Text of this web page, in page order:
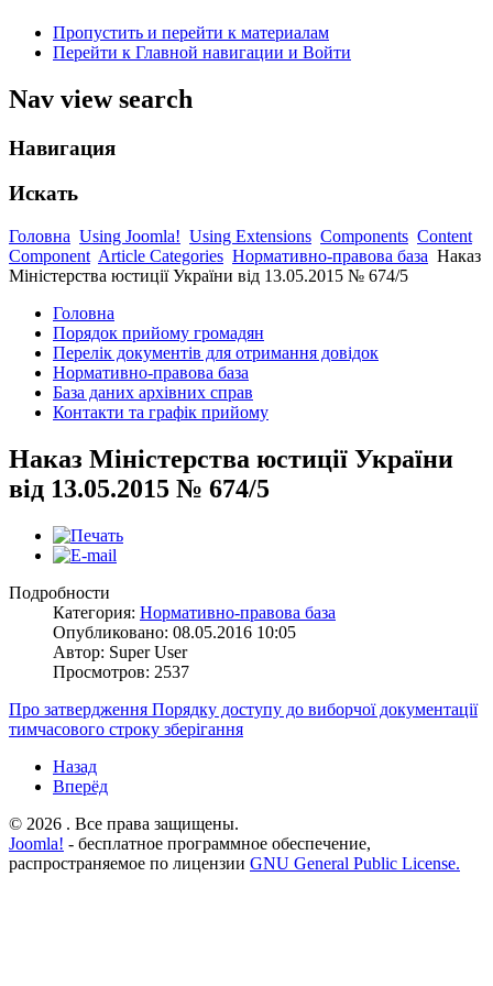
Пропустить и перейти к материалам
Перейти к Главной навигации и Войти
Nav view search
Навигация
Искать
Головна Using Joomla! Using Extensions Components Content
Component Article Categories Нормативно-правова база Наказ
Міністерства юстиції України від 13.05.2015 № 674/5
Головна
Порядок прийому громадян
Перелік документів для отримання довідок
Нормативно-правова база
База даних архівних справ
Контакти та графік прийому
Наказ Міністерства юстиції України
від 13.05.2015 № 674/5
Подробности
Категория: Нормативно-правова база
Опубликовано: 08.05.2016 10:05
Автор: Super User
Просмотров: 2537
Про затвердження Порядку доступу до виборчої документації
тимчасового строку зберігання
Назад
Вперёд
© 2026 . Все права защищены.
Joomla! - бесплатное программное обеспечение,
распространяемое по лицензии GNU General Public License.